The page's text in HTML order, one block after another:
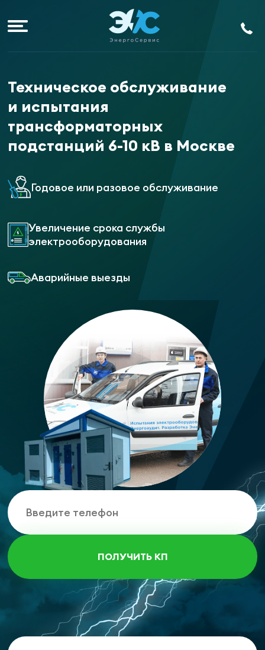
Техническое обслуживание
и испытания
трансформаторных
подстанций 6-10 кВ в Москве
Годовое или разовое обслуживание
Увеличение срока службы
электрооборудования
Аварийные выезды
ПОЛУЧИТЬ КП